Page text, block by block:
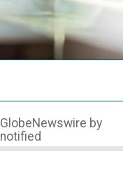
GlobeNewswire by
notified